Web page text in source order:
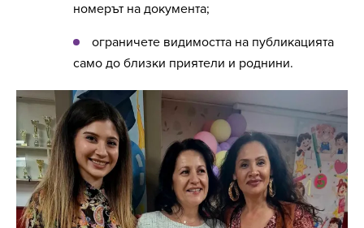
номерът на документа;
ограничете видимостта на публикацията
само до близки приятели и роднини.